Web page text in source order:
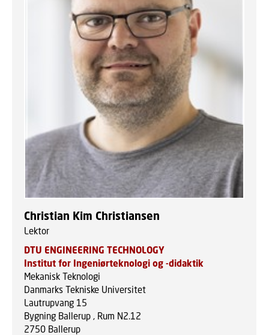
Christian Kim Christiansen
Lektor
DTU ENGINEERING TECHNOLOGY
Institut for Ingeniørteknologi og -didaktik
Mekanisk Teknologi
Danmarks Tekniske Universitet
Lautrupvang 15
Bygning Ballerup , Rum N2.12
2750 Ballerup